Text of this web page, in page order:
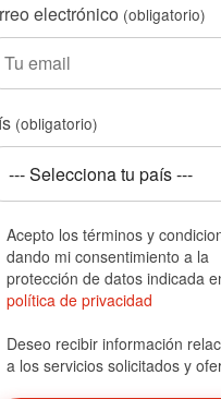
electrónico (obligatorio)
(obligatorio)
Acepto los términos y
dando mi consentimiento a la
protección de datos indicada
política de privacidad
Deseo recibir información
a los servicios solicitados y